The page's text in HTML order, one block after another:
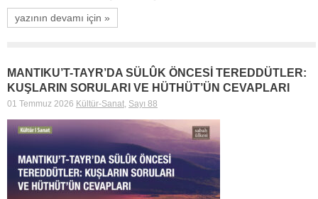
yazının devamı için »
MANTIKU’T-TAYR’DA SÜLÛK ÖNCESİ TEREDDÜTLER:
KUŞLARIN SORULARI VE HÜTHÜT’ÜN CEVAPLARI
01 Temmuz 2026 Kültür-Sanat, Sayı 88